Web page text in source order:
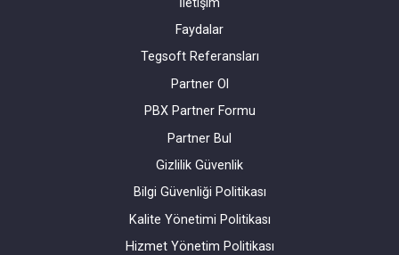
Faydalar
Tegsoft Referansları
Partner Ol
PBX Partner Formu
Partner Bul
Gizlilik Güvenlik
Bilgi Güvenliği Politikası
Kalite Yönetimi Politikası
Hizmet Yönetim Politikası